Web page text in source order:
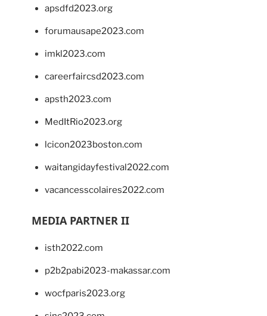
apsdfd2023.org
forumausape2023.com
imkl2023.com
careerfaircsd2023.com
apsth2023.com
MedItRio2023.org
lcicon2023boston.com
waitangidayfestival2022.com
vacancesscolaires2022.com
MEDIA PARTNER II
isth2022.com
p2b2pabi2023-makassar.com
wocfparis2023.org